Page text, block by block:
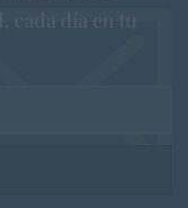
dia en tu